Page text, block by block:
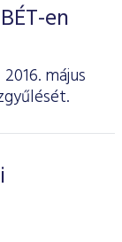
en
2016. május